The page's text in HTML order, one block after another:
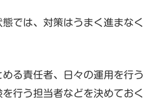
では、対策はうまく進まなく
る責任者、日々の運用を行う
行う担当者などを決めておく